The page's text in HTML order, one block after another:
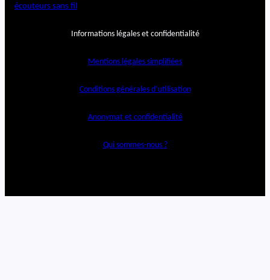
écouteurs sans fil
Informations légales et confidentialité
Mentions légales simplifiées
Conditions générales d’utilisation
Anonymat et confidentialité
Qui sommes-nous ?